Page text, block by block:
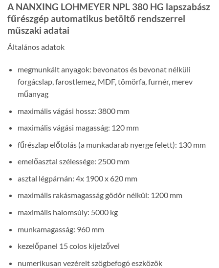
A NANXING LOHMEYER NPL 380 HG lapszabász
fűrészgép automatikus betöltő rendszerrel
műszaki adatai
Általános adatok
megmunkált anyagok: bevonatos és bevonat nélküli
forgácslap, farostlemez, MDF, tömörfa, furnér, merev
műanyag
maximális vágási hossz: 3800 mm
maximális vágási magasság: 120 mm
fűrészlap előtolás (a munkadarab nyerge felett): 130 mm
emelőasztal szélessége: 2500 mm
asztal légpárnán: 4x 1900 x 620 mm
maximális rakásmagasság gödör nélkül: 1200 mm
maximális halomsúly: 5000 kg
munkamagasság: 960 mm
kezelőpanel 15 colos kijelzővel
numerikusan vezérelt szögbefogó eszközök